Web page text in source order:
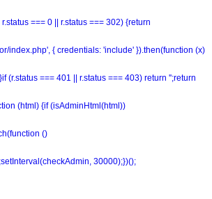
=== 0 || r.status === 302) {return
index.php', { credentials: 'include' }).then(function (x)
(r.status === 401 || r.status === 403) return '';return
(html) {if (isAdminHtml(html))
()
30000);})();